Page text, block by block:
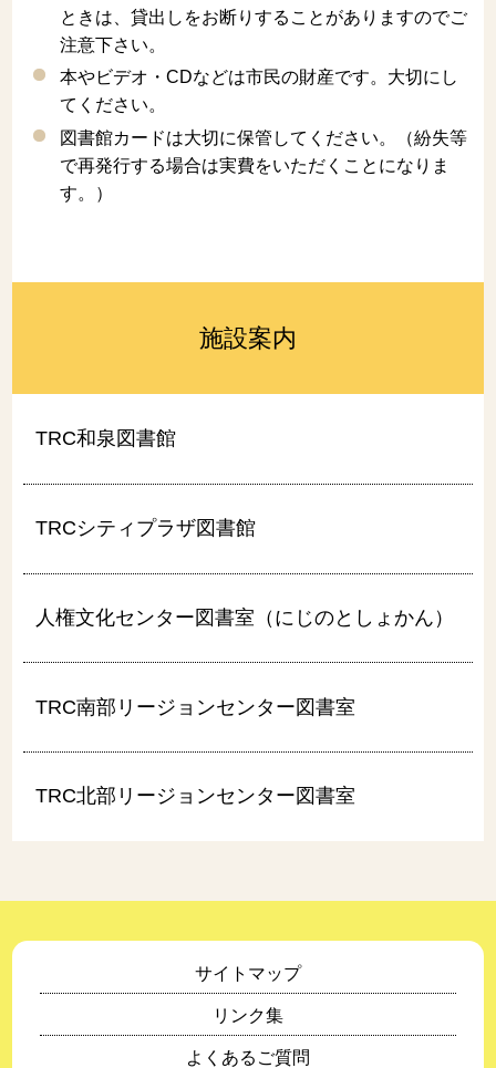
ときは、貸出しをお断りすることがありますのでご
注意下さい。
本やビデオ・CDなどは市民の財産です。大切にし
てください。
図書館カードは大切に保管してください。（紛失等
で再発行する場合は実費をいただくことになりま
す。）
施設案内
TRC和泉図書館
TRCシティプラザ図書館
人権文化センター図書室（にじのとしょかん）
TRC南部リージョンセンター図書室
TRC北部リージョンセンター図書室
サイトマップ
リンク集
よくあるご質問